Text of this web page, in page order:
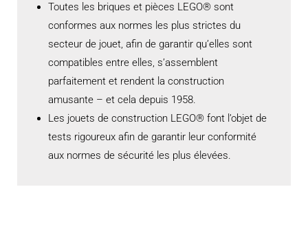
Toutes les briques et pièces LEGO® sont
conformes aux normes les plus strictes du
secteur de jouet, afin de garantir qu’elles sont
compatibles entre elles, s’assemblent
parfaitement et rendent la construction
amusante – et cela depuis 1958.
Les jouets de construction LEGO® font l’objet de
tests rigoureux afin de garantir leur conformité
aux normes de sécurité les plus élevées.